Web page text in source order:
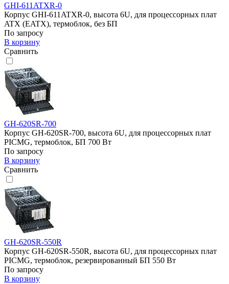
GHI-611ATXR-0
Корпус GHI-611ATXR-0, высота 6U, для процессорных плат
ATX (EATX), термоблок, без БП
По запросу
В корзину
Сравнить
GH-620SR-700
Корпус GH-620SR-700, высота 6U, для процессорных плат
PICMG, термоблок, БП 700 Вт
По запросу
В корзину
Сравнить
GH-620SR-550R
Корпус GH-620SR-550R, высота 6U, для процессорных плат
PICMG, термоблок, резервированный БП 550 Вт
По запросу
В корзину